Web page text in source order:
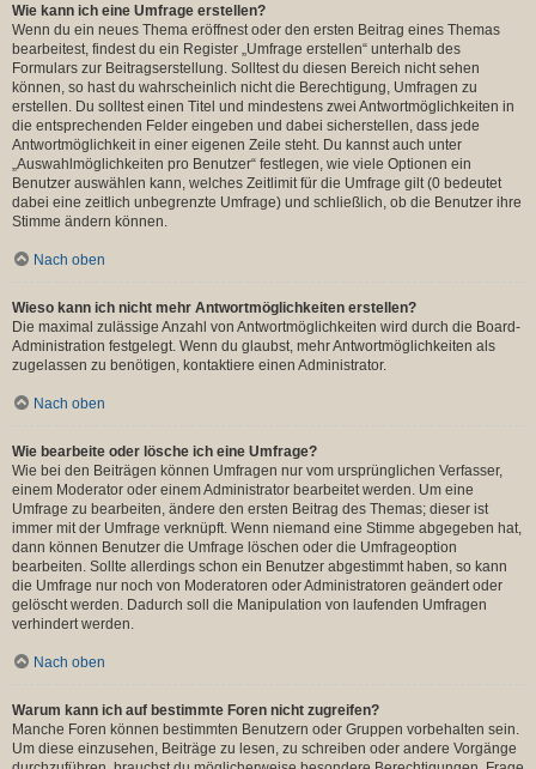
Wie kann ich eine Umfrage erstellen?
Wenn du ein neues Thema eröffnest oder den ersten Beitrag eines Themas
bearbeitest, findest du ein Register „Umfrage erstellen“ unterhalb des
Formulars zur Beitragserstellung. Solltest du diesen Bereich nicht sehen
können, so hast du wahrscheinlich nicht die Berechtigung, Umfragen zu
erstellen. Du solltest einen Titel und mindestens zwei Antwortmöglichkeiten in
die entsprechenden Felder eingeben und dabei sicherstellen, dass jede
Antwortmöglichkeit in einer eigenen Zeile steht. Du kannst auch unter
„Auswahlmöglichkeiten pro Benutzer“ festlegen, wie viele Optionen ein
Benutzer auswählen kann, welches Zeitlimit für die Umfrage gilt (0 bedeutet
dabei eine zeitlich unbegrenzte Umfrage) und schließlich, ob die Benutzer ihre
Stimme ändern können.
Nach oben
Wieso kann ich nicht mehr Antwortmöglichkeiten erstellen?
Die maximal zulässige Anzahl von Antwortmöglichkeiten wird durch die Board-
Administration festgelegt. Wenn du glaubst, mehr Antwortmöglichkeiten als
zugelassen zu benötigen, kontaktiere einen Administrator.
Nach oben
Wie bearbeite oder lösche ich eine Umfrage?
Wie bei den Beiträgen können Umfragen nur vom ursprünglichen Verfasser,
einem Moderator oder einem Administrator bearbeitet werden. Um eine
Umfrage zu bearbeiten, ändere den ersten Beitrag des Themas; dieser ist
immer mit der Umfrage verknüpft. Wenn niemand eine Stimme abgegeben hat,
dann können Benutzer die Umfrage löschen oder die Umfrageoption
bearbeiten. Sollte allerdings schon ein Benutzer abgestimmt haben, so kann
die Umfrage nur noch von Moderatoren oder Administratoren geändert oder
gelöscht werden. Dadurch soll die Manipulation von laufenden Umfragen
verhindert werden.
Nach oben
Warum kann ich auf bestimmte Foren nicht zugreifen?
Manche Foren können bestimmten Benutzern oder Gruppen vorbehalten sein.
Um diese einzusehen, Beiträge zu lesen, zu schreiben oder andere Vorgänge